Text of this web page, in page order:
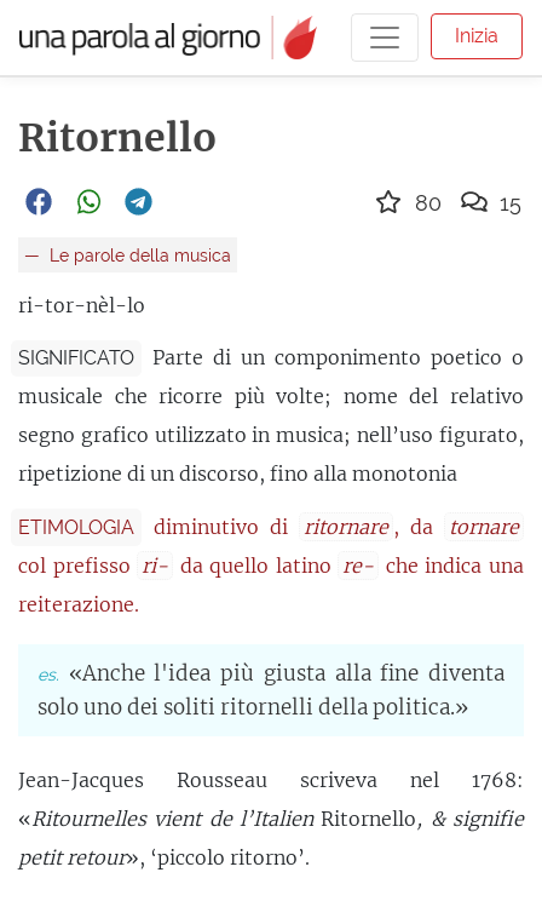
Inizia
Ritornello
Le parole della musica
ri-tor-nèl-lo
SIGNIFICATO
Parte di un componimento poetico o
musicale che ricorre più volte; nome del relativo
segno grafico utilizzato in musica; nell’uso figurato,
ripetizione di un discorso, fino alla monotonia
ETIMOLOGIA diminutivo di ritornare , da
tornare
col prefisso ri- da quello latino re- che indica una
reiterazione.
«Anche l'idea più giusta alla fine diventa
solo uno dei soliti ritornelli della politica.»
Jean-Jacques Rousseau scriveva nel 1768:
«Ritournelles vient de l’ItalienRitornello, & signifie
petit retour», ‘piccolo ritorno’.
80 15